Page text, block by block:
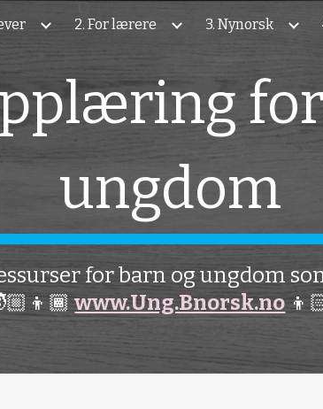
main content Skip
2. For lærere 3. Nynorsk
ungdom
for barn og ungdom
www.Ung.Bnorsk.no